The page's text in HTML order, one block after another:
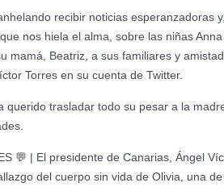
recibir noticias esperanzadoras
nos hiela el alma, sobre las niñas
mamá, Beatriz, a sus familiares y
Torres en su cuenta de Twitter.
querido trasladar todo su pesar a la
💬 | El presidente de Canarias, Ángel
del cuerpo sin vida de Olivia, una